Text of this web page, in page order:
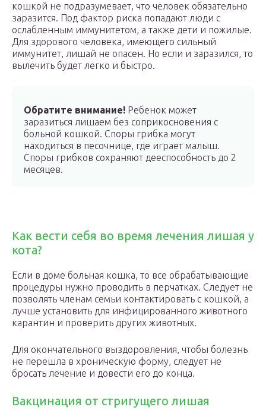
кошкой не подразумевает, что человек обязательно
заразится. Под фактор риска попадают люди с
ослабленным иммунитетом, а также дети и пожилые.
Для здорового человека, имеющего сильный
иммунитет, лишай не опасен. Но если и заразился, то
вылечить будет легко и быстро.
Обратите внимание! Ребенок может
заразиться лишаем без соприкосновения с
больной кошкой. Споры грибка могут
находиться в песочнице, где играет малыш.
Споры грибков сохраняют дееспособность до 2
месяцев.
Как вести себя во время лечения лишая у
кота?
Если в доме больная кошка, то все обрабатывающие
процедуры нужно проводить в перчатках. Следует не
позволять членам семьи контактировать с кошкой, а
лучше установить для инфицированного животного
карантин и проверить других животных.
Для окончательного выздоровления, чтобы болезнь
не перешла в хроническую форму, следует не
бросать лечение и довести его до конца.
Вакцинация от стригущего лишая